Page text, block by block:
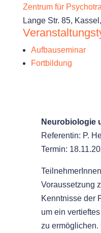
Zentrum für
Lange Str. 85,
Aufbauseminar
Fortbildung
Neurobiologie
Referentin: P.
Termin:
Voraussetzung
Kenntnisse der
um ein
zu ermöglichen.